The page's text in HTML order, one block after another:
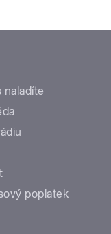
naladíte
poplatek